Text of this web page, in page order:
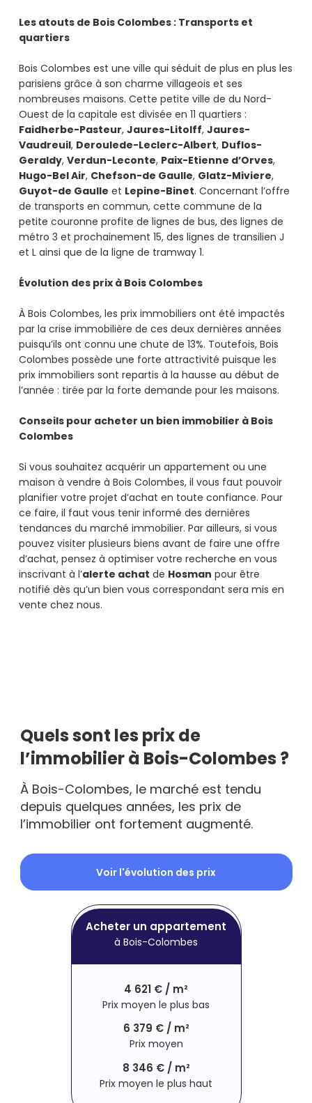
Les atouts de Bois Colombes : Transports et
quartiers
Bois Colombes est une ville qui séduit de plus en plus les
parisiens grâce à son charme villageois et ses
nombreuses maisons. Cette petite ville de du Nord-
Ouest de la capitale est divisée en 11 quartiers :
Faidherbe-Pasteur, Jaures-Litolff, Jaures-
Vaudreuil, Deroulede-Leclerc-Albert, Duflos-
Geraldy, Verdun-Leconte, Paix-Etienne d’Orves,
Hugo-Bel Air, Chefson-de Gaulle, Glatz-Miviere,
Guyot-de Gaulle et Lepine-Binet. Concernant l’offre
de transports en commun, cette commune de la
petite couronne profite de lignes de bus, des lignes de
métro 3 et prochainement 15, des lignes de transilien J
et L ainsi que de la ligne de tramway 1.
Évolution des prix à Bois Colombes
À Bois Colombes, les prix immobiliers ont été impactés
par la crise immobilière de ces deux dernières années
puisqu’ils ont connu une chute de 13%. Toutefois, Bois
Colombes possède une forte attractivité puisque les
prix immobiliers sont repartis à la hausse au début de
l’année : tirée par la forte demande pour les maisons.
Conseils pour acheter un bien immobilier à Bois
Colombes
Si vous souhaitez acquérir un appartement ou une
maison à vendre à Bois Colombes, il vous faut pouvoir
planifier votre projet d’achat en toute confiance. Pour
ce faire, il faut vous tenir informé des dernières
tendances du marché immobilier. Par ailleurs, si vous
pouvez visiter plusieurs biens avant de faire une offre
d’achat, pensez à optimiser votre recherche en vous
inscrivant à l’alerte achat de Hosman pour être
notifié dès qu’un bien vous correspondant sera mis en
vente chez nous.
Quels sont les prix de
l’immobilier à Bois-Colombes ?
À Bois-Colombes, le marché est tendu
depuis quelques années, les prix de
l’immobilier ont fortement augmenté.
Voir l'évolution des prix
Acheter un appartement
à Bois-Colombes
4 621 € / m²
Prix moyen le plus bas
6 379 € / m²
Prix moyen
8 346 € / m²
Prix moyen le plus haut